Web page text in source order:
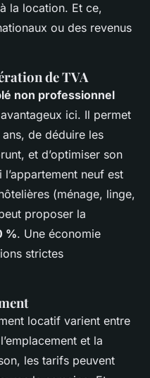
la location. Et ce,
ou des revenus
de TVA
non professionnel
ici. Il permet
de déduire les
et d’optimiser son
neuf est
(ménage, linge,
proposer la
%. Une économie
strictes
locatif varient entre
et la
les tarifs peuvent